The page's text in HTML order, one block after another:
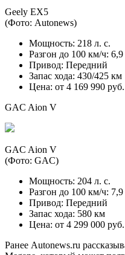
Geely EX5
(Фото: Autonews)
Мощность: 218 л. с.
Разгон до 100 км/ч: 6,9
Привод: Передний
Запас хода: 430/425 км
Цена: от 4 169 990 руб.
GAC Aion V
GAC Aion V
(Фото: GAC)
Мощность: 204 л. с.
Разгон до 100 км/ч: 7,9
Привод: Передний
Запас хода: 580 км
Цена: от 4 299 000 руб.
Ранее Autonews.ru